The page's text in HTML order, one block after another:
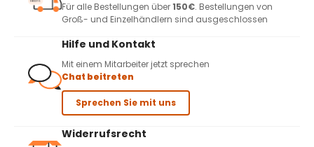
Für alle Bestellungen über150€. Bestellungen von
Groß- und Einzelhändlern sind ausgeschlossen
Hilfe und Kontakt
Mit einem Mitarbeiter jetzt sprechen
Chat beitreten
Sprechen Sie mit uns
Widerrufsrecht